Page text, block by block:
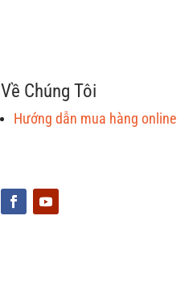
Về Chúng Tôi
Hướng dẫn mua hàng online